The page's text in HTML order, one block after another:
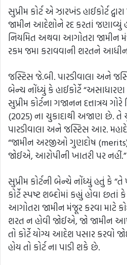
સુપ્રીમ કોર્ટ એ ઝારખંડ હાઈકોર્ટ
જામીન આદેશોને રદ કરતાં જણાવ્યું
નિયમિત અથવા આગોતરા જામીન
રકમ જમા કરાવવાની શરતને
જસ્ટિસ જે.બી. પારડીવાલા અને
બેન્ચ નોંધ્યું કે હાઈકોર્ટે
સુપ્રીમ કોર્ટના ગજાનન દત્તાત્રય ગોરે
(2025) ના ચુકાદાથી અજાણ છે. તે
પારડીવાલા અને જસ્ટિસ આર.
“જામીન અરજીઓ ગુણદોષ
જોઈએ, આરોપીની ખાતરી પર નહીં.”
સુપ્રીમ કોર્ટની બેન્ચે નોંધ્યું હતું
કોર્ટે સ્પષ્ટ શબ્દોમાં કહ્યું હોવા
આગોતરા જામીન મંજૂર કરવા માટે
શરત ન હોવી જોઈએ, જો જામીન
તો કોર્ટે યોગ્ય આદેશ પસાર
હોય તો કોર્ટ ના પાડી શકે છે.